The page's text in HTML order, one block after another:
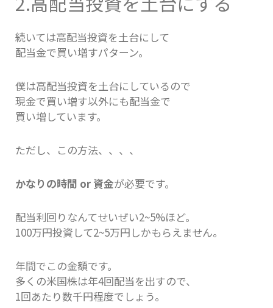
続いては高配当投資を土台にして
配当金で買い増すパターン。
僕は高配当投資を土台にしているので
現金で買い増す以外にも配当金で
買い増しています。
ただし、この方法、、、、
かなりの時間 or 資金が必要です。
配当利回りなんてせいぜい2~5%ほど。
100万円投資して2~5万円しかもらえません。
年間でこの金額です。
多くの米国株は年4回配当を出すので、
1回あたり数千円程度でしょう。